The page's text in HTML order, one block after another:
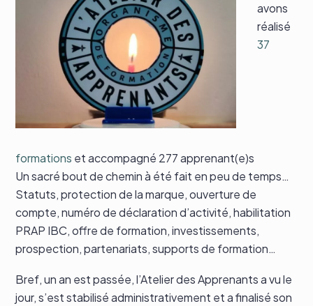
avons
réalisé
37
formations et accompagné 277 apprenant(e)s
Un sacré bout de chemin à été fait en peu de temps…
Statuts, protection de la marque, ouverture de
compte, numéro de déclaration d’activité, habilitation
PRAP IBC, offre de formation, investissements,
prospection, partenariats, supports de formation…
Bref, un an est passée, l’Atelier des Apprenants a vu le
jour, s’est stabilisé administrativement et a finalisé son